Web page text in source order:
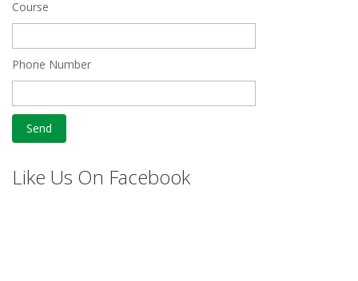
Course
Phone Number
Like Us On Facebook